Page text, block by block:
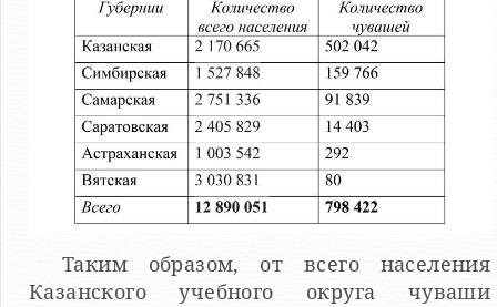
Таким образом, от всего населения
Казанского учебного округа чуваши